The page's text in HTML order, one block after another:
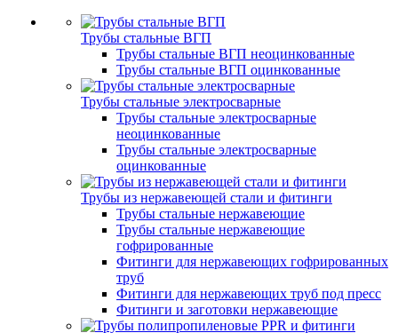
Трубы стальные ВГП
Трубы стальные ВГП неоцинкованные
Трубы стальные ВГП оцинкованные
Трубы стальные электросварные
Трубы стальные электросварные
неоцинкованные
Трубы стальные электросварные
оцинкованные
Трубы из нержавеющей стали и фитинги
Трубы стальные нержавеющие
Трубы стальные нержавеющие
гофрированные
Фитинги для нержавеющих гофрированных
труб
Фитинги для нержавеющих труб под пресс
Фитинги и заготовки нержавеющие